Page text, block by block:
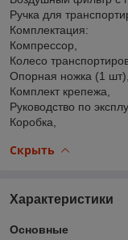
Ручка для
Комплектация:
Компрессор,
Колесо
Опорная ножка (1 шт),
Комплект крепежа,
Руководство по
Коробка,
Скрыть
Характеристики
Основные